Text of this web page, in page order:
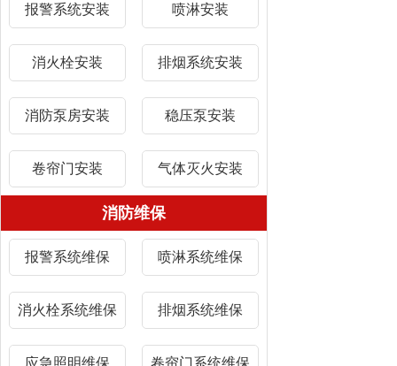
报警系统安装 喷淋安装
消火栓安装 排烟系统安装
消防泵房安装 稳压泵安装
卷帘门安装 气体灭火安装
消防维保
报警系统维保 喷淋系统维保
消火栓系统维保 排烟系统维保
应急照明维保 卷帘门系统维保